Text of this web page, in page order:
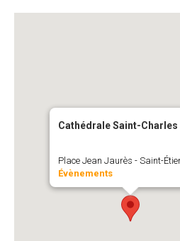
Cathédrale Saint-Charles
Place Jean Jaurès - Saint-
Évènements